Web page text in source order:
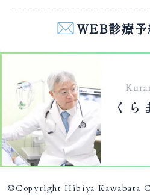
WEB診療予
©Copyright Hibiya Kawabata